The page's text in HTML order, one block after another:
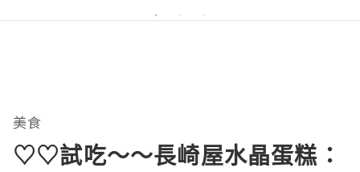
美食
♡♡試吃～～長崎屋水晶蛋糕：